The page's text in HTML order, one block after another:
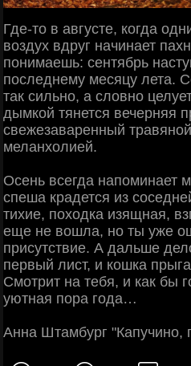
Где-то в августе, когда
воздух вдруг начинает
понимаешь: сентябрь
последнему месяцу лета.
так сильно, а словно
дымкой тянется вечерняя
свежезаваренный
меланхолией.
Осень всегда напоминает
спеша крадется из
тихие, походка изящная,
еще не вошла, но ты уже
присутствие. А дальше
первый лист, и кошка
Смотрит на тебя, и как бы
уютная пора года…
Анна Штамбург "Капучино,